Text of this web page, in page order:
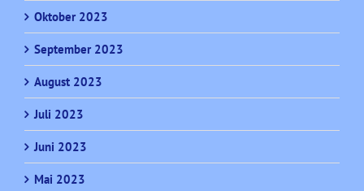
Oktober 2023
September 2023
August 2023
Juli 2023
Juni 2023
Mai 2023